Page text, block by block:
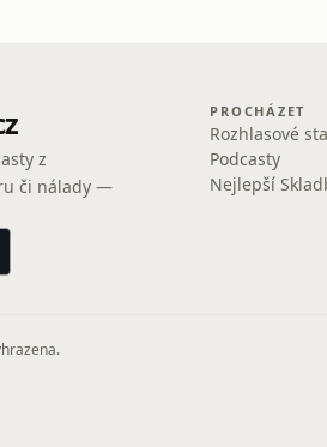
z
či nálady —
PROCHÁZET
Rozhlasové
Podcasty
Nejlepší